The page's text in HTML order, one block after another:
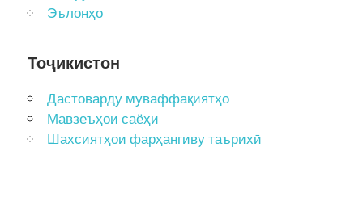
Эълонҳо
Тоҷикистон
Дастоварду муваффақиятҳо
Мавзеъҳои саёҳи
Шахсиятҳои фарҳангиву таърихӣ